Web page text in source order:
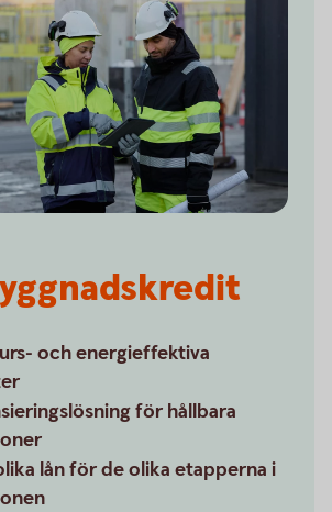
och energieffektiva
för hållbara
lån för de olika etapperna i